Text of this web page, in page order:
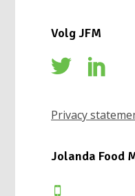
Volg JFM
Privacy
Jolanda Food